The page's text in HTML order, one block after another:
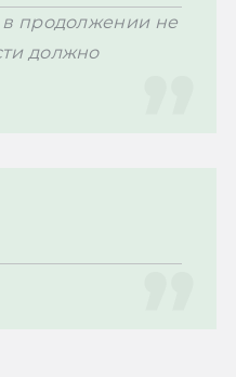
в продолжении не
должно